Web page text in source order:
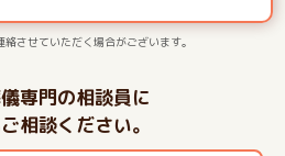
させていただく場合がございます。
専門の相談員に
相談ください。